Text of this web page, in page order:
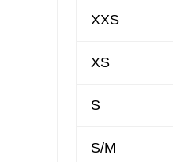
XXS
XS
S
S/M